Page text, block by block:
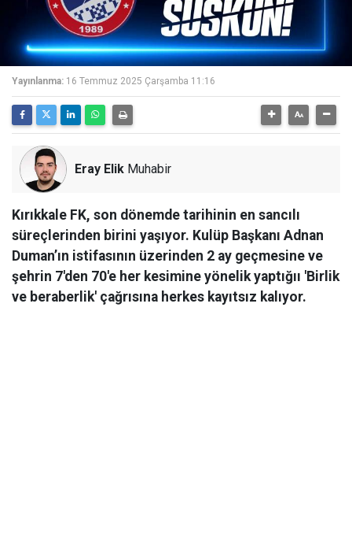
Yayınlanma: 16 Temmuz 2025 Çarşamba 11:16
Eray Elik Muhabir
Kırıkkale FK, son dönemde tarihinin en sancılı
süreçlerinden birini yaşıyor. Kulüp Başkanı Adnan
Duman’ın istifasının üzerinden 2 ay geçmesine ve
şehrin 7'den 70'e her kesimine yönelik yaptığıı 'Birlik
ve beraberlik' çağrısına herkes kayıtsız kalıyor.